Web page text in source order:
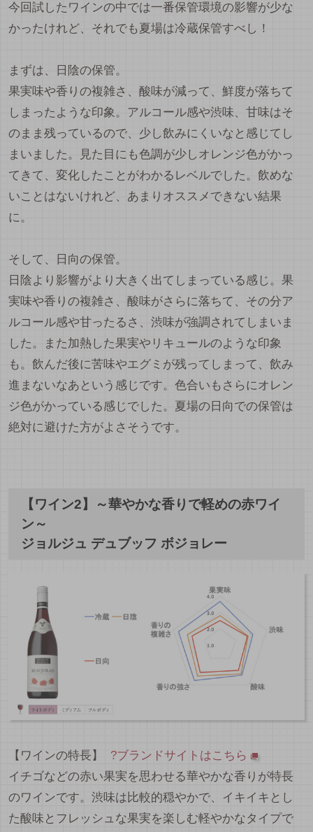
今回試したワインの中では一番保管環境の影響が少な
かったけれど、それでも夏場は冷蔵保管すべし！
まずは、日陰の保管。
果実味や香りの複雑さ、酸味が減って、鮮度が落ちて
しまったような印象。アルコール感や渋味、甘味はそ
のまま残っているので、少し飲みにくいなと感じてし
まいました。見た目にも色調が少しオレンジ色がかっ
てきて、変化したことがわかるレベルでした。飲めな
いことはないけれど、あまりオススメできない結果
に。
そして、日向の保管。
日陰より影響がより大きく出てしまっている感じ。果
実味や香りの複雑さ、酸味がさらに落ちて、その分ア
ルコール感や甘ったるさ、渋味が強調されてしまいま
した。また加熱した果実やリキュールのような印象
も。飲んだ後に苦味やエグミが残ってしまって、飲み
進まないなあという感じです。色合いもさらにオレン
ジ色がかっている感じでした。夏場の日向での保管は
絶対に避けた方がよさそうです。
【ワイン2】～華やかな香りで軽めの赤ワイ
ン～
ジョルジュ デュブッフ ボジョレー
【ワインの特長】 ?ブランドサイトはこちら
イチゴなどの赤い果実を思わせる華やかな香りが特長
のワインです。渋味は比較的穏やかで、イキイキとし
た酸味とフレッシュな果実を楽しむ軽やかなタイプで